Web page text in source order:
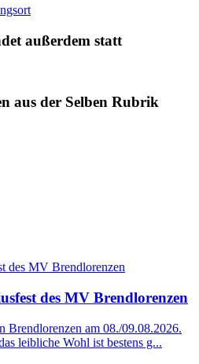
außerdem statt
aus der Selben Rubrik
des MV Brendlorenzen
Brendlorenzen am 08./09.08.2026.
leibliche Wohl ist bestens g...